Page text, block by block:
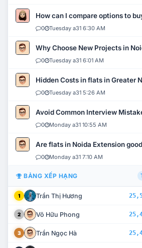
How can I compare options to
0 Tuesday a31 6:30 AM
Why Choose New Projects in
0 Tuesday a31 6:01 AM
Hidden Costs in flats in Greater
0 Tuesday a31 5:26 AM
Avoid Common Interview
0 Monday a31 10:55 AM
Are flats in Noida Extension
0 Monday a31 7:10 AM
BẢNG XẾP HẠNG
1 Trần Thị Hương
2 Võ Hữu Phong
3 Trần Ngọc Hà